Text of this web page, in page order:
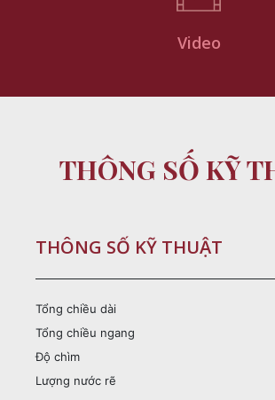
Video
THÔNG SỐ KỸ
THÔNG SỐ KỸ THUẬT
Tổng chiều dài
Tổng chiều ngang
Độ chìm
Lượng nước rẽ